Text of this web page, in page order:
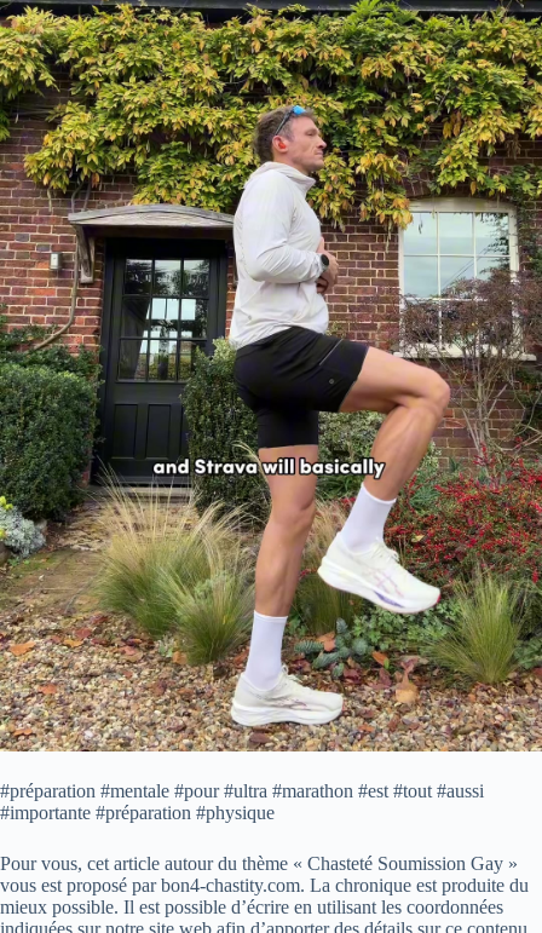
#préparation #mentale #pour #ultra #marathon #est #tout #aussi
#importante #préparation #physique
Pour vous, cet article autour du thème « Chasteté Soumission Gay »
vous est proposé par bon4-chastity.com. La chronique est produite du
mieux possible. Il est possible d’écrire en utilisant les coordonnées
indiquées sur notre site web afin d’apporter des détails sur ce contenu